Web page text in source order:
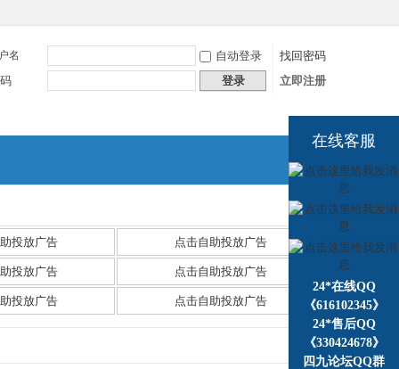
名 自动登录
找回密码
登录 立即注册
捷导
航
投放广告 点击自助投放广告
投放广告 点击自助投放广告
投放广告 点击自助投放广告
在线客服
24*在线QQ
《616102345》
24*售后QQ
《330424678》
四九论坛QQ群